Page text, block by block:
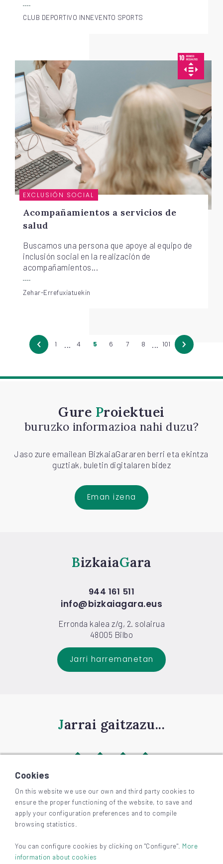
CLUB DEPORTIVO INNEVENTO SPORTS
EXCLUSIÓN SOCIAL
Acompañamientos a servicios de
salud
Buscamos una persona que apoye al equipo de
inclusión social en la realización de
acompañamientos...
Zehar-Errefuxiatuekin
1 4 5 6 7 8 101
Gure Proiektuei
buruzko informazioa nahi duzu?
Jaso zure emailean BizkaiaGararen berri eta ekintza
guztiak, buletin digitalaren bidez
Eman izena
Bizkaia Gara
944 161 511
info@bizkaiagara.eus
Erronda kalea z/g, 2. solairua
48005 Bilbo
Jarri harremanetan
Jarrai gaitzazu...
©2026 BIZKAIAGARA
Irisgarritasuna
Lege-oharra eta pribatutasuna
Cookies
On this website we use our own and third party cookies to
ensure the proper functioning of the website, to save and
apply your configuration preferences and to compile
browsing statistics.
You can configure cookies by clicking on "Configure". More
information about cookies